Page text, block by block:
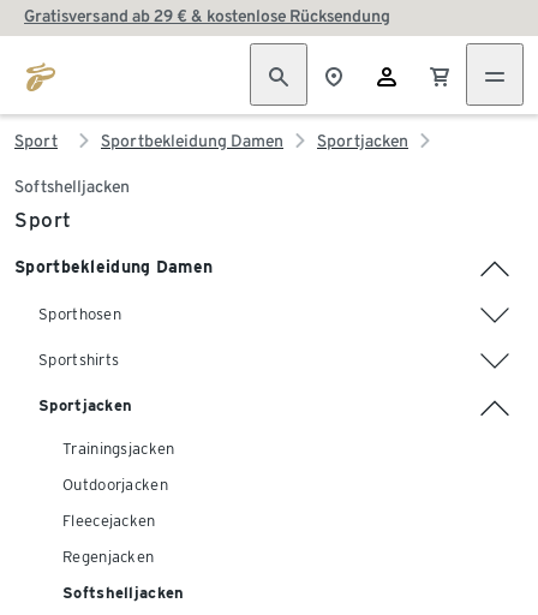
Gratisversand ab 29 € & kostenlose Rücksendung
Sport Sportbekleidung Damen Sportjacken
Softshelljacken
Sport
Sportbekleidung Damen
Sporthosen
Sportshirts
Sportjacken
Trainingsjacken
Outdoorjacken
Fleecejacken
Regenjacken
Softshelljacken